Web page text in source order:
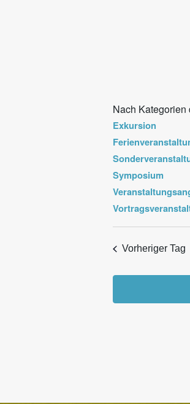
Nach Kategorien
Exkursion
Symposium
Vorheriger Tag